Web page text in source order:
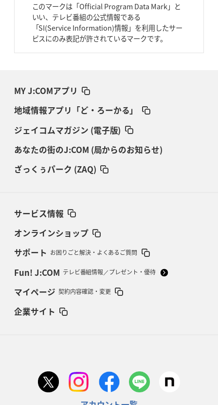
このマークは「Official Program Data Mark」と
いい、テレビ番組の公式情報である
「SI(Service Information)情報」を利用したサー
ビスにのみ表記が許されているマークです。
MY J:COMアプリ
地域情報アプリ「ど・ろーかる」
ジェイコムマガジン (電子版)
あなたの街のJ:COM (局からのお知らせ)
ざっくぅパーク (ZAQ)
サービス情報
オンラインショップ
サポート お困りごと解決・よくあるご質問
Fun! J:COM テレビ番組情報／プレゼント・優待
マイページ 契約内容確認・変更
企業サイト